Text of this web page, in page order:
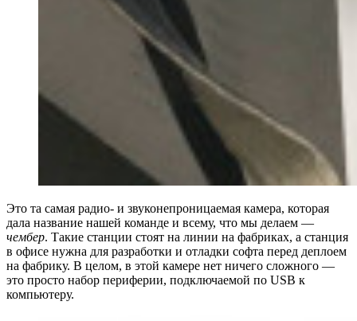
Это та самая радио- и звуконепроницаемая камера, которая
дала название нашей команде и всему, что мы делаем —
чембер. Такие станции стоят на линии на фабриках, а станция
в офисе нужна для разработки и отладки софта перед деплоем
на фабрику. В целом, в этой камере нет ничего сложного —
это просто набор периферии, подключаемой по USB к
компьютеру.